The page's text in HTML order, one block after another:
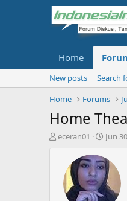
Home
New posts
Search
Home
Forums
Home
T
eceran01
S
a
r
t
d
Jun